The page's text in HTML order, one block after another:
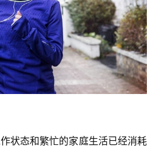
状态和繁忙的家庭生活已经消耗